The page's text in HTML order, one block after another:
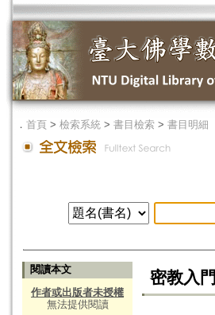
． 首頁 > 檢索系統 > 書目檢索 > 書目明細
閱讀本文
作者或出版者未授權
無法提供閱讀
密教入門